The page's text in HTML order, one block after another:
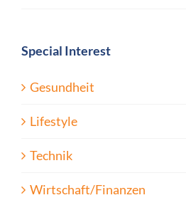
Special Interest
Gesundheit
Lifestyle
Technik
Wirtschaft/Finanzen